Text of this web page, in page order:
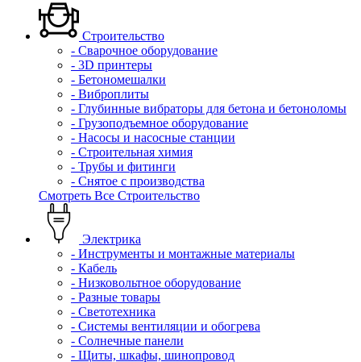
Строительство
- Сварочное оборудование
- 3D принтеры
- Бетономешалки
- Виброплиты
- Глубинные вибраторы для бетона и бетоноломы
- Грузоподъемное оборудование
- Насосы и насосные станции
- Строительная химия
- Трубы и фитинги
- Снятое с производства
Смотреть Все Строительство
Электрика
- Инструменты и монтажные материалы
- Кабель
- Низковольтное оборудование
- Разные товары
- Светотехника
- Системы вентиляции и обогрева
- Солнечные панели
- Щиты, шкафы, шинопровод